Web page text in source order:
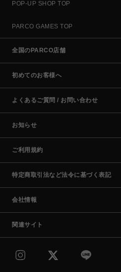
POP-UP SHOP TOP
PARCO GAMES TOP
全国のPARCO店舗
初めてのお客様へ
よくあるご質問 / お問い合わせ
お知らせ
ご利用規約
特定商取引法など法令に基づく表記
会社情報
関連サイト